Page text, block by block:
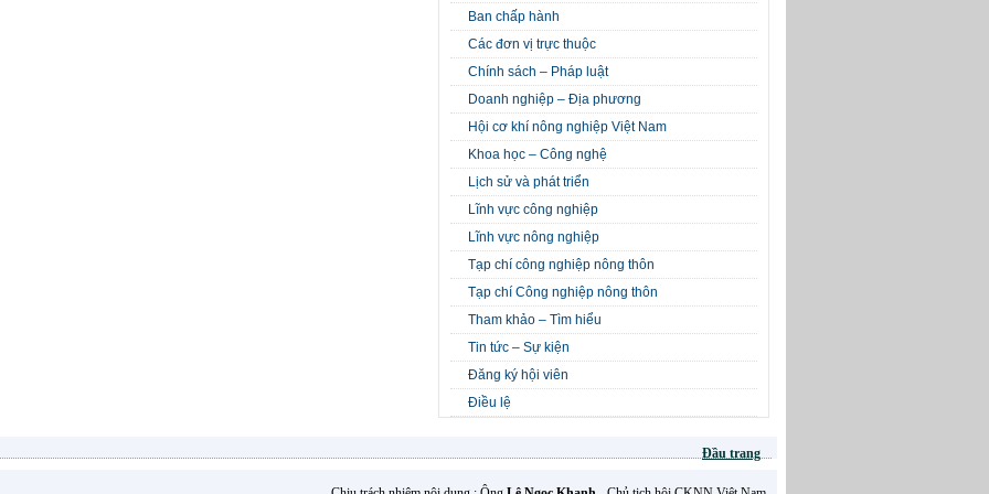
Ban chấp hành
Các đơn vị trực thuộc
Chính sách – Pháp luật
Doanh nghiệp – Địa phương
Hội cơ khí nông nghiệp Việt Nam
Khoa học – Công nghệ
Lịch sử và phát triển
Lĩnh vực công nghiệp
Lĩnh vực nông nghiệp
Tạp chí công nghiệp nông thôn
Tạp chí Công nghiệp nông thôn
Tham khảo – Tìm hiểu
Tin tức – Sự kiện
Đăng ký hội viên
Điều lệ
Đầu trang